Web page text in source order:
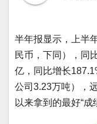
半年报显示，上半
民币，下同），同
亿，同比增长
公司3.23万吨），
以来拿到的最好“成